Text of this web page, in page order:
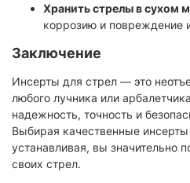
Хранить стрелы в сухом
коррозию и повреждение
Заключение
Инсерты для стрел — это
любого лучника или
надежность, точность и
Выбирая качественные
устанавливая, вы значительно
своих стрел.